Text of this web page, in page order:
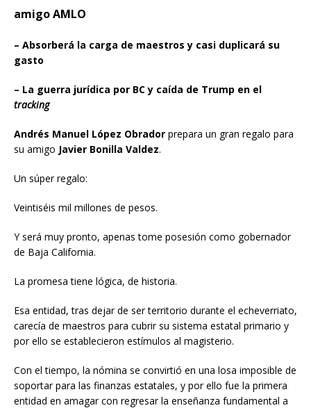
amigo AMLO
– Absorberá la carga de maestros y casi duplicará su
gasto
– La guerra jurídica por BC y caída de Trump en el
tracking
Andrés Manuel López Obrador prepara un gran regalo para
su amigo Javier Bonilla Valdez.
Un súper regalo:
Veintiséis mil millones de pesos.
Y será muy pronto, apenas tome posesión como gobernador
de Baja California.
La promesa tiene lógica, de historia.
Esa entidad, tras dejar de ser territorio durante el echeverriato,
carecía de maestros para cubrir su sistema estatal primario y
por ello se establecieron estímulos al magisterio.
Con el tiempo, la nómina se convirtió en una losa imposible de
soportar para las finanzas estatales, y por ello fue la primera
entidad en amagar con regresar la enseñanza fundamental a